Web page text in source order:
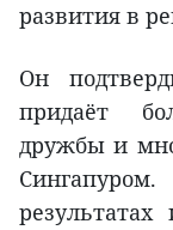
развития в
Он
придаёт
дружбы и